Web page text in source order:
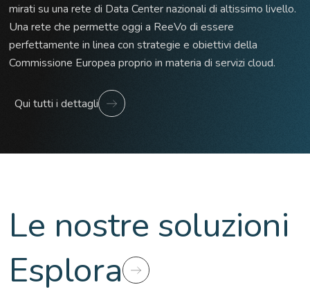
mirati su una rete di Data Center nazionali di altissimo livello.
Una rete che permette oggi a ReeVo di essere
perfettamente in linea con strategie e obiettivi della
Commissione Europea proprio in materia di servizi cloud.
Qui tutti i dettagli
Le nostre soluzioni
Esplora